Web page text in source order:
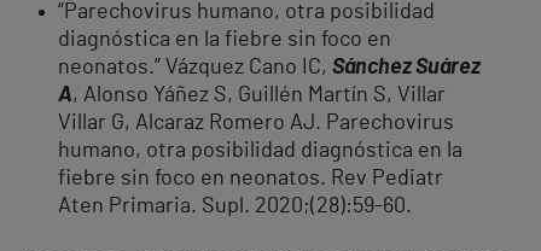
“Parechovirus humano, otra posibilidad
diagnóstica en la fiebre sin foco en
neonatos.” Vázquez Cano IC, Sánchez Suárez
A, Alonso Yáñez S, Guillén Martín S, Villar
Villar G, Alcaraz Romero AJ. Parechovirus
humano, otra posibilidad diagnóstica en la
fiebre sin foco en neonatos. Rev Pediatr
Aten Primaria. Supl. 2020;(28):59-60.